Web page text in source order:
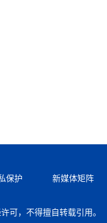
保护 新媒体矩阵
可，不得擅自转载引用。